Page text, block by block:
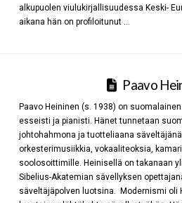
alkupuolen viulukirjallisuudessa Keski-
aikana hän on profiloitunut …
Paavo
Paavo Heininen (s. 1938) on
esseisti ja pianisti. Hänet tunnetaan
johtohahmona ja tuotteliaana
orkesterimusiikkia, vokaaliteoksia,
soolosoittimille. Heinisellä on takanaan
Sibelius-Akatemian sävellyksen
säveltäjäpolven luotsina. Modernismi oli